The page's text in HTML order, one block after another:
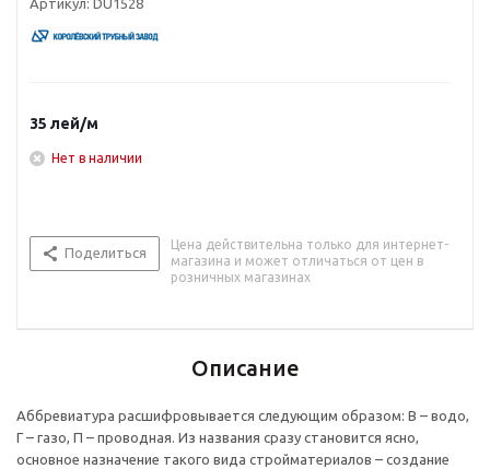
Артикул: DU1528
35 лей/м
Нет в наличии
Поделиться
Цена действительна только для интернет-
магазина и может отличаться от цен в
розничных магазинах
Описание
Аббревиатура расшифровывается следующим образом: В – водо,
Г – газо, П – проводная. Из названия сразу становится ясно,
основное назначение такого вида стройматериалов – создание